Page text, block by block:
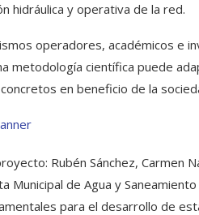
hidráulica y operativa de la red.
operadores, académicos e
metodología científica puede
en beneficio de la
Rubén Sánchez, Carmen
de Agua y
para el desarrollo de